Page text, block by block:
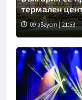
термален
09 август | 21:53